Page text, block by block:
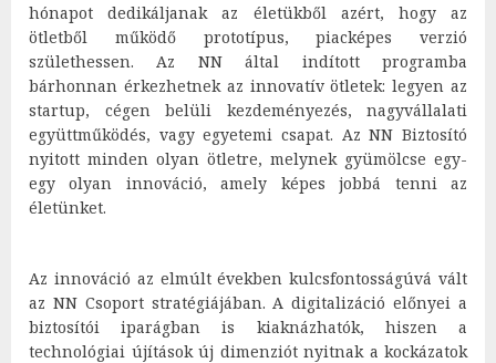
hónapot dedikáljanak az életükből azért, hogy az
ötletből működő prototípus, piacképes verzió
születhessen. Az NN által indított programba
bárhonnan érkezhetnek az innovatív ötletek: legyen az
startup, cégen belüli kezdeményezés, nagyvállalati
együttműködés, vagy egyetemi csapat. Az NN Biztosító
nyitott minden olyan ötletre, melynek gyümölcse egy-
egy olyan innováció, amely képes jobbá tenni az
életünket.
Az innováció az elmúlt években kulcsfontosságúvá vált
az NN Csoport stratégiájában. A digitalizáció előnyei a
biztosítói iparágban is kiaknázhatók, hiszen a
technológiai újítások új dimenziót nyitnak a kockázatok